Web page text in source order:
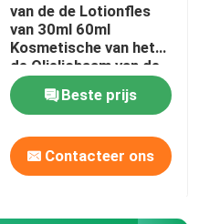
van de de Lotionfles
van 30ml 60ml
Kosmetische van het
de Olielichaam van de
het Serumlotion de
PompflesBeste prijs
Contacteer ons